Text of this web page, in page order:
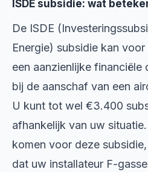
ISDE subsidie: wat
De ISDE
Energie) subsidie kan
een aanzienlijke financiële
bij de aanschaf van een
U kunt tot wel €3.400
afhankelijk van uw
komen voor deze
dat uw installateur F-